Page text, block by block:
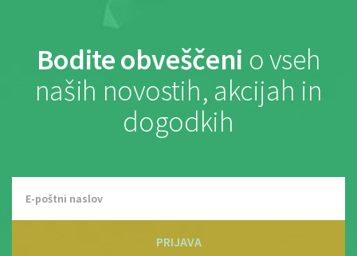
Bodite obveščeni o vseh
naših novostih, akcijah in
dogodkih
PRIJAVA